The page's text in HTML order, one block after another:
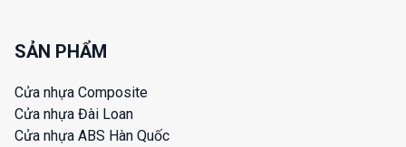
SẢN PHẨM
Cửa nhựa Composite
Cửa nhựa Đài Loan
Cửa nhựa ABS Hàn Quốc